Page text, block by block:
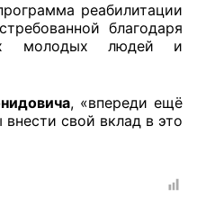
реабилитации
благодаря
молодых людей и
, «впереди ещё
свой вклад в это